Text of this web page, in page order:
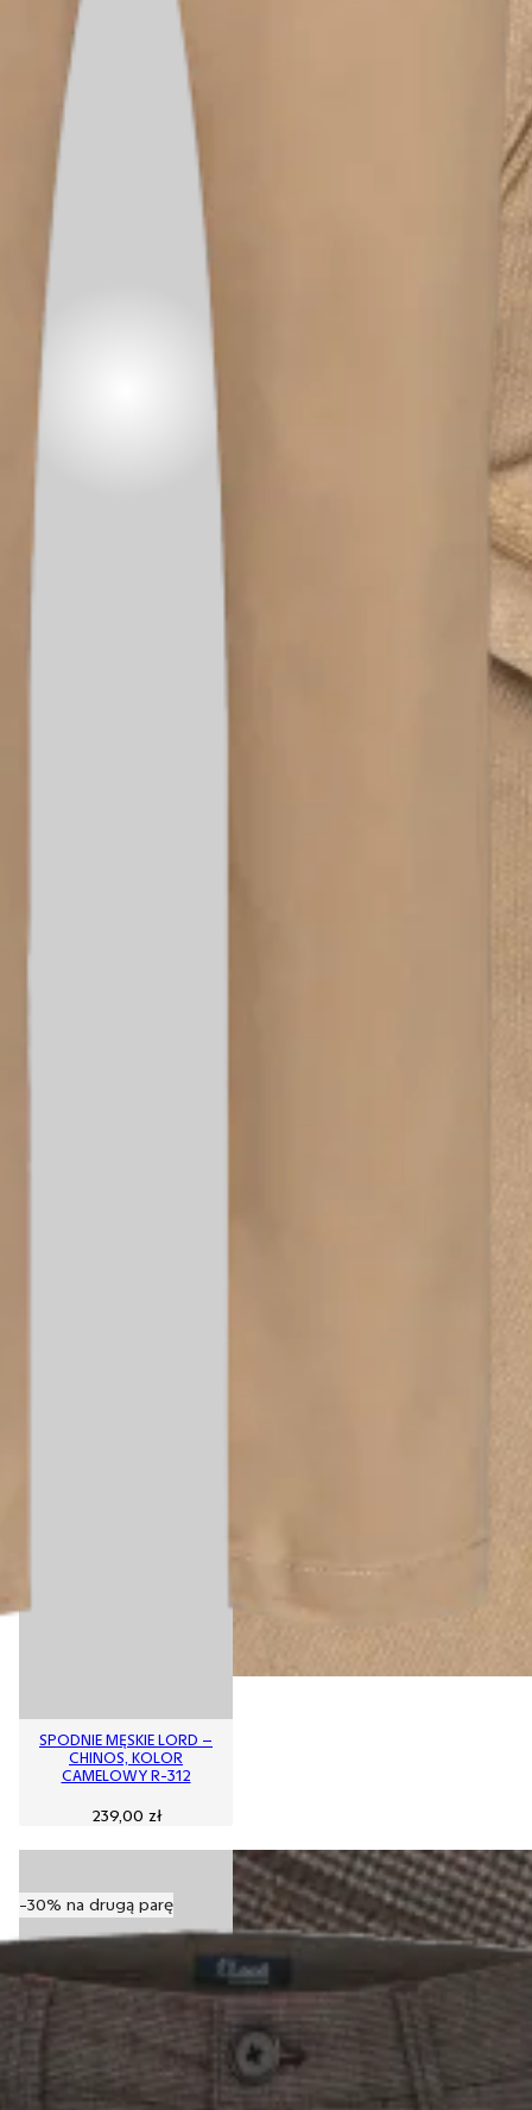
SPODNIE MĘSKIE LORD –
CHINOS, KOLOR
CAMELOWY R-312
239,00 zł
-30% na drugą parę